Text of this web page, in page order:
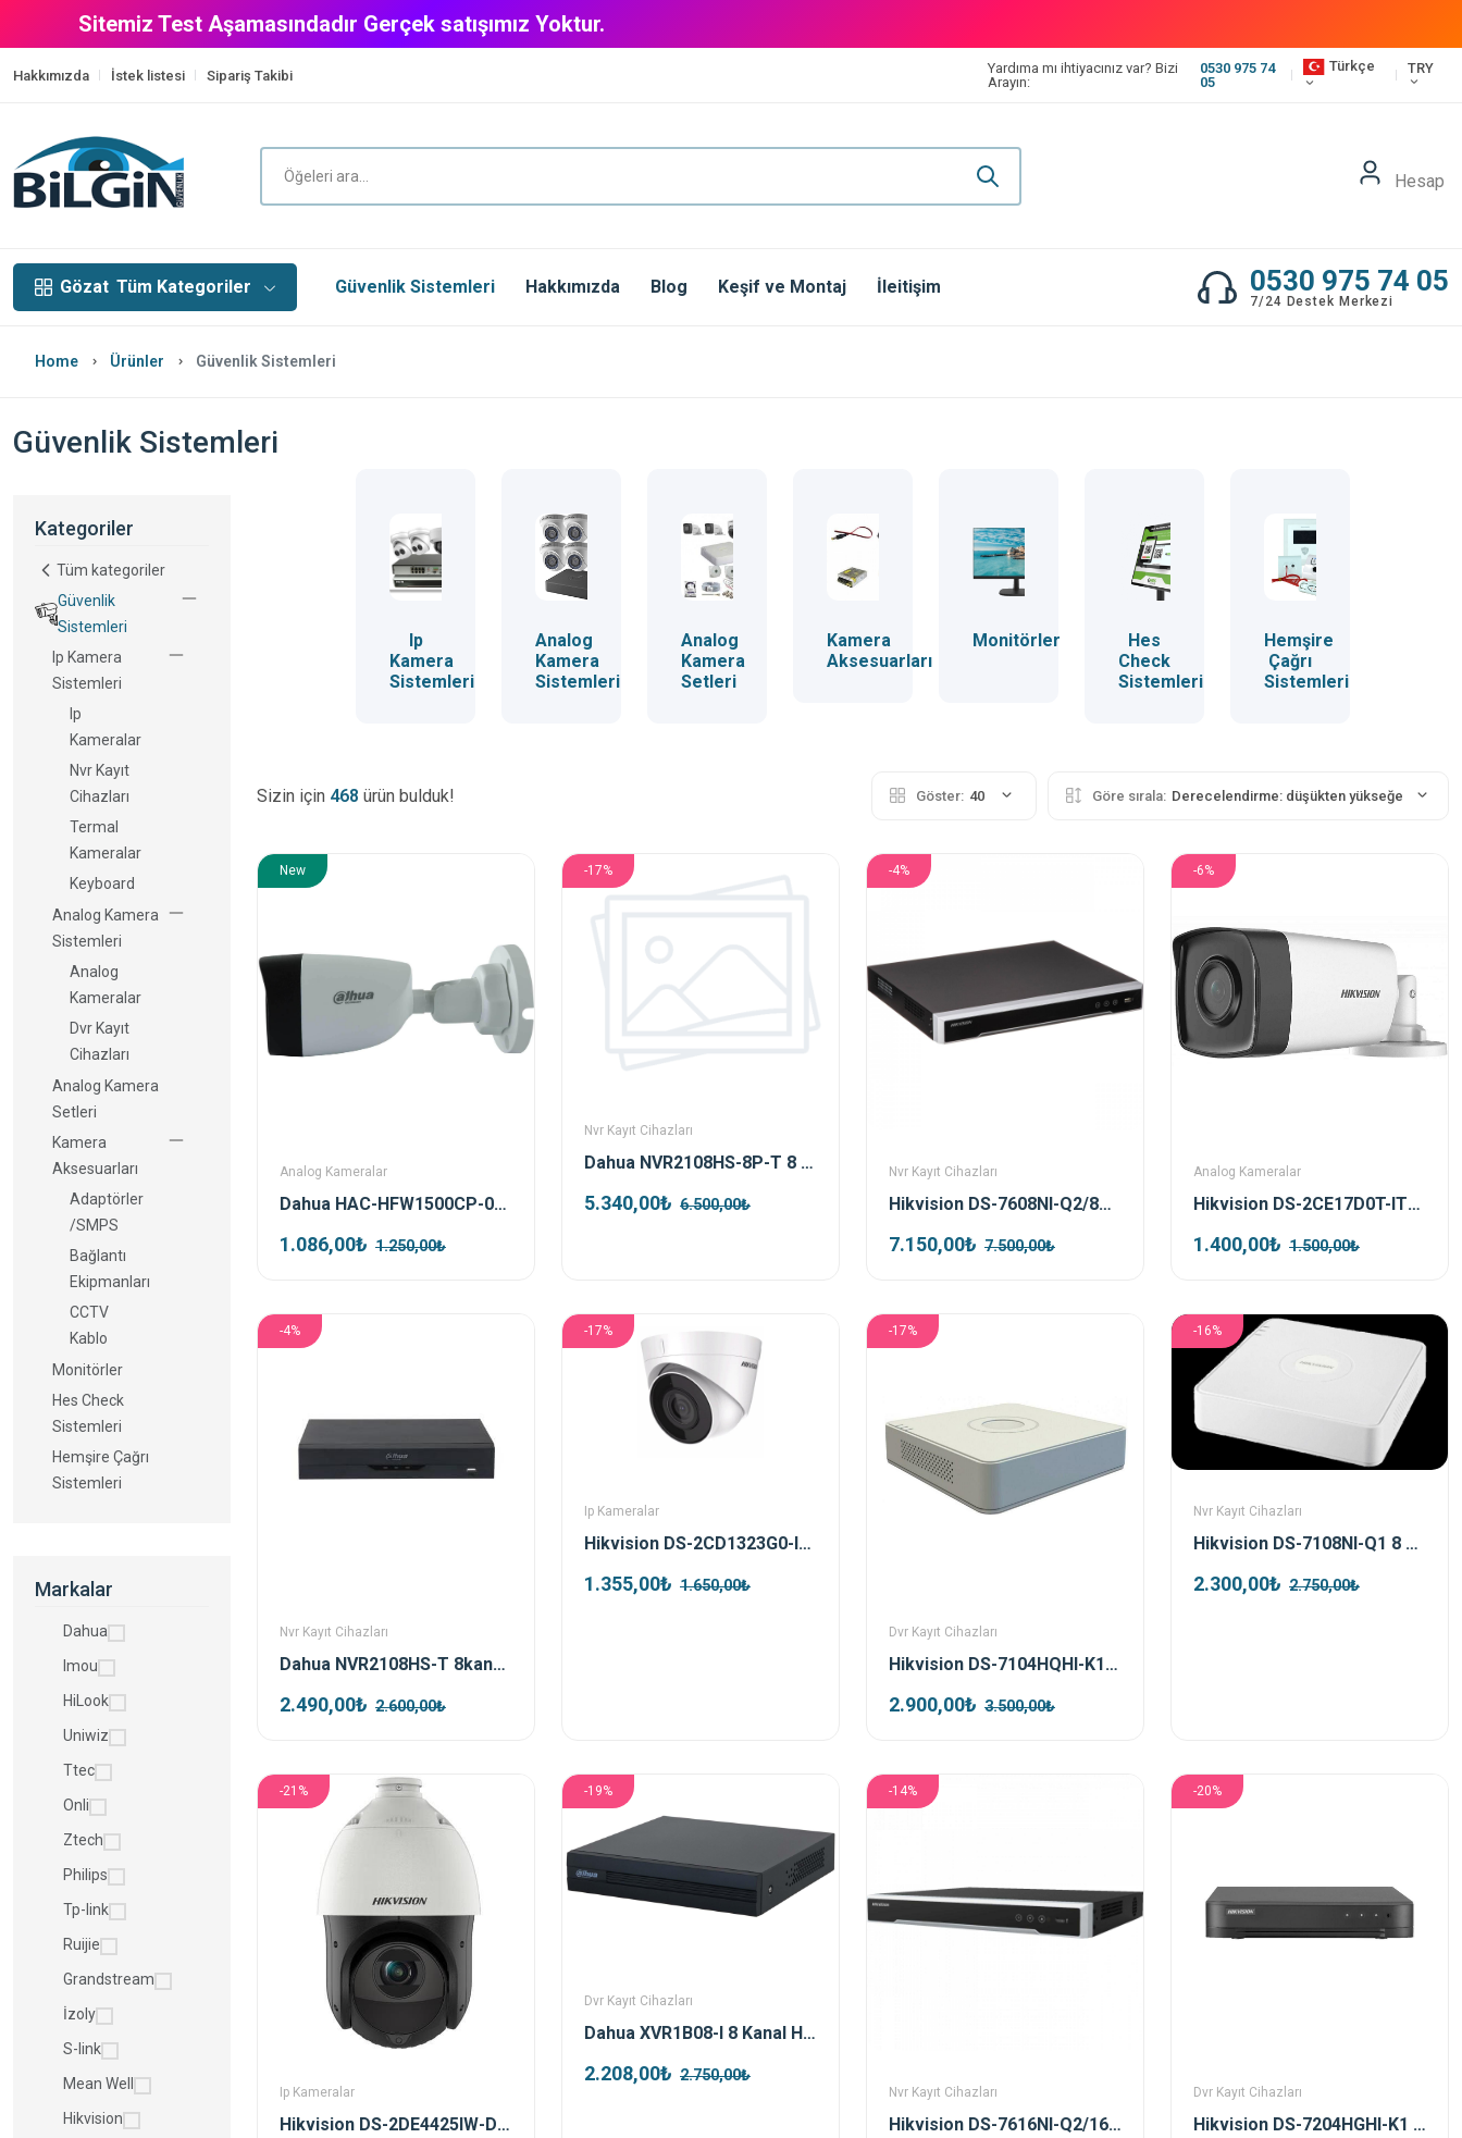
Sitemiz Test Aşamasındadır Gerçek satışımız Yoktur.
Hakkımızda İstek listesi Sipariş Takibi
Yardıma mı ihtiyacınız var? Bizi
Arayın:
0530 975 74
05
Türkçe TRY
Hesap
Gözat Tüm Kategoriler Güvenlik Sistemleri Hakkımızda Blog Keşif ve Montaj İleitişim 0530 975 74 05
7/24 Destek Merkezi
Home Ürünler Güvenlik Sistemleri
Güvenlik Sistemleri
Kategoriler
Tüm kategoriler
Güvenlik
Sistemleri
Ip Kamera
Sistemleri
Ip
Kameralar
Nvr Kayıt
Cihazları
Termal
Kameralar
Keyboard
Analog Kamera
Sistemleri
Analog
Kameralar
Dvr Kayıt
Cihazları
Analog Kamera
Setleri
Kamera
Aksesuarları
Adaptörler
/SMPS
Bağlantı
Ekipmanları
CCTV
Kablo
Monitörler
Hes Check
Sistemleri
Hemşire Çağrı
Sistemleri
Markalar
Dahua
Imou
HiLook
Uniwiz
Ttec
Onli
Ztech
Philips
Tp-link
Ruijie
Grandstream
İzoly
S-link
Mean Well
Hikvision
Ip
Kamera
Sistemleri
Analog
Kamera
Sistemleri
Analog
Kamera
Setleri
Kamera
Aksesuarları
Monitörler
Hes
Check
Sistemleri
Hemşire
Çağrı
Sistemleri
Sizin için 468 ürün bulduk! Göster: 40 Göre sırala: Derecelendirme: düşükten yükseğe
New
Analog Kameralar
Dahua HAC-HFW1500CP-0360B-S2 5 MP 3.6mm IR Bullet Analog Güvenlik Kamerası
1.086,00₺ 1.250,00₺
-17%
Nvr Kayıt Cihazları
Dahua NVR2108HS-8P-T 8 Kanal Poe Nvr Kayıt Cihazı
5.340,00₺ 6.500,00₺
-4%
Nvr Kayıt Cihazları
Hikvision DS-7608NI-Q2/8P 8 Kanal Poe Nvr Kayıt Cihazı
7.150,00₺ 7.500,00₺
-6%
Analog Kameralar
Hikvision DS-2CE17D0T-IT5F TVI 2mp 3.6mm Bullet Kamera
1.400,00₺ 1.500,00₺
-4%
Nvr Kayıt Cihazları
Dahua NVR2108HS-T 8kanal Nvr Kayıt Cihazı
2.490,00₺ 2.600,00₺
-17%
Ip Kameralar
Hikvision DS-2CD1323G0-IUF 2mp 2.8 mm Dome IP Kamera
1.355,00₺ 1.650,00₺
-17%
Dvr Kayıt Cihazları
Hikvision DS-7104HQHI-K1 4 Port Hybrid Dvr Kayıt Cihazı
2.900,00₺ 3.500,00₺
-16%
Nvr Kayıt Cihazları
Hikvision DS-7108NI-Q1 8 Kanal H.265+ Nvr Kayıt Cihazı
2.300,00₺ 2.750,00₺
-21%
Ip Kameralar
Hikvision DS-2DE4425IW-DE-T5 4 Mp 25x Ptz Ip Kamera
-19%
Dvr Kayıt Cihazları
Dahua XVR1B08-I 8 Kanal HDCVI XVR Kayıt Cihazı
2.208,00₺ 2.750,00₺
-14%
Nvr Kayıt Cihazları
Hikvision DS-7616NI-Q2/16P 16 Port Poe Nvr Kayıt Cihazı
-20%
Dvr Kayıt Cihazları
Hikvision DS-7204HGHI-K1 4 Kanal Hibrit Dvr Kayıt Cihazı